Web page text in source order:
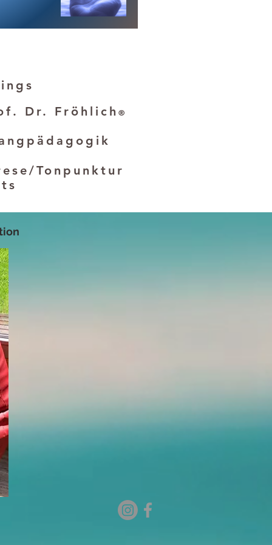
Dr. Fröh lich ®
Tonpunktur